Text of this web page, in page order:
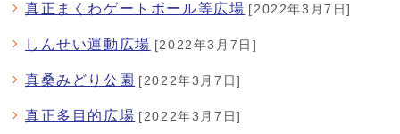
真正まくわゲートボール等広場 [2022年3月7日]
しんせい運動広場 [2022年3月7日]
真桑みどり公園 [2022年3月7日]
真正多目的広場 [2022年3月7日]